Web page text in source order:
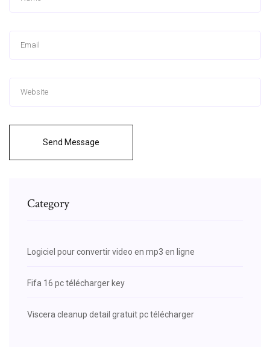
Send Message
Category
Logiciel pour convertir video en mp3 en ligne
Fifa 16 pc télécharger key
Viscera cleanup detail gratuit pc télécharger